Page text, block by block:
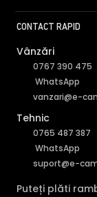
CONTACT RAPID
Vânzări
0767 390 475
WhatsApp
vanzari@e-
Tehnic
0765 487 387
WhatsApp
suport@e-
Puteți plăti